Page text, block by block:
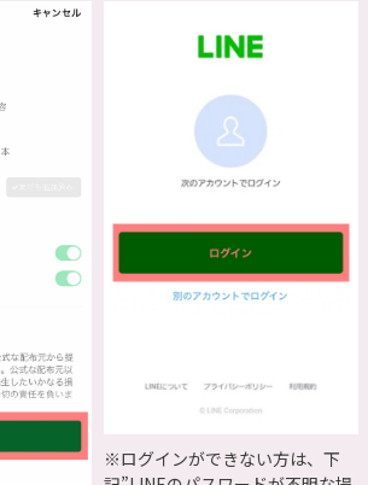
※ログインができない方は、下